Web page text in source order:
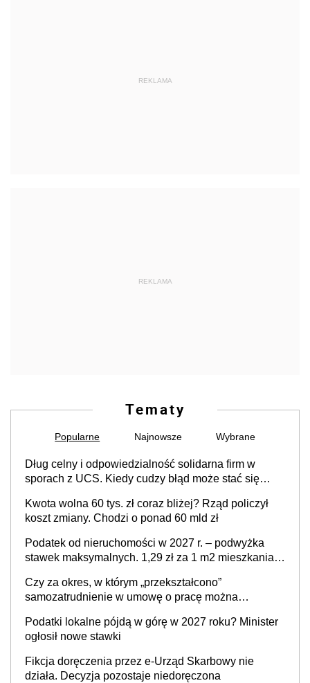
REKLAMA
REKLAMA
Tematy
Popularne Najnowsze Wybrane
Dług celny i odpowiedzialność solidarna firm w
sporach z UCS. Kiedy cudzy błąd może stać się
Kwota wolna 60 tys. zł coraz bliżej? Rząd policzył
koszt zmiany. Chodzi o ponad 60 mld zł
Podatek od nieruchomości w 2027 r. – podwyżka
stawek maksymalnych. 1,29 zł za 1 m2 mieszkania,
prowadzeniem działalności gospodarczej
Czy za okres, w którym „przekształcono”
samozatrudnienie w umowę o pracę można
cywilnoprawnej jedynym racjonalnym wyjściem
Podatki lokalne pójdą w górę w 2027 roku? Minister
ogłosił nowe stawki
Fikcja doręczenia przez e-Urząd Skarbowy nie
działa. Decyzja pozostaje niedoręczona